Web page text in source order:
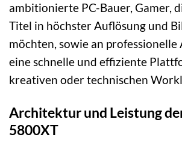
ambitionierte PC-Bauer, Gamer,
Titel in höchster Auflösung und
möchten, sowie an professionelle
eine schnelle und effiziente
kreativen oder technischen
Architektur und Leistung
5800XT